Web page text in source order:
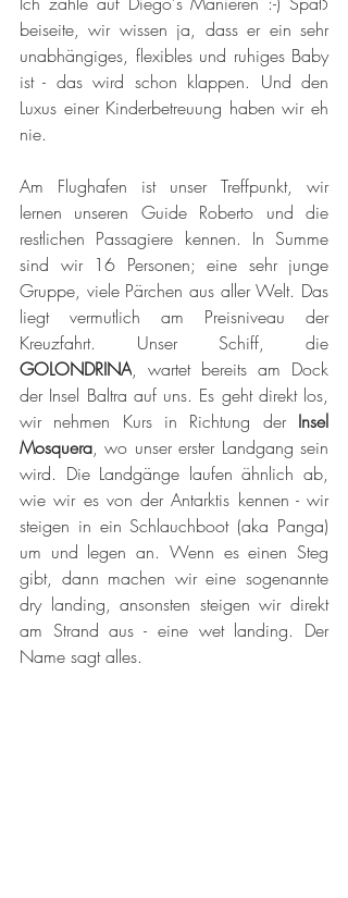
beiseite, wir wissen ja, dass er ein sehr
unabhängiges, flexibles und ruhiges Baby
ist - das wird schon klappen. Und den
Luxus einer Kinderbetreuung haben wir eh
nie.
Am Flughafen ist unser Treffpunkt, wir
lernen unseren Guide Roberto und die
restlichen Passagiere kennen. In Summe
sind wir 16 Personen; eine sehr junge
Gruppe, viele Pärchen aus aller Welt. Das
liegt vermutlich am Preisniveau der
GOLONDRINA, wartet bereits am Dock
der Insel Baltra auf uns. Es geht direkt los,
wir nehmen Kurs in Richtung der Insel
Mosquera, wo unser erster Landgang sein
wird. Die Landgänge laufen ähnlich ab,
wie wir es von der Antarktis kennen - wir
steigen in ein Schlauchboot (aka Panga)
um und legen an. Wenn es einen Steg
gibt, dann machen wir eine sogenannte
dry landing, ansonsten steigen wir direkt
am Strand aus - eine wet landing. Der
Name sagt alles.